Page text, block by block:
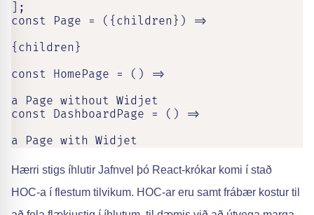
];
const Page = ({children}) =>
{children}
const HomePage = () =>
a Page without Widjet
const DashboardPage = () =>
a Page with Widjet
Hærri stigs íhlutir Jafnvel þó React-krókar komi í stað
HOC-a í flestum tilvikum. HOC-ar eru samt frábær kostur til